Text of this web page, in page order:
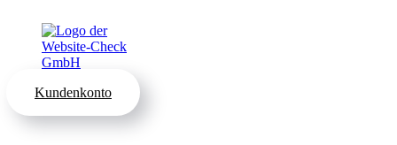
Kundenkonto